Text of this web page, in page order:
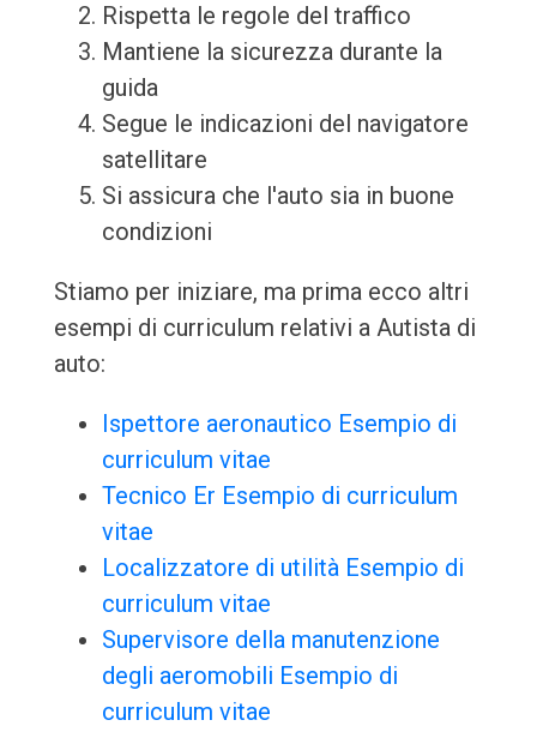
Rispetta le regole del traffico
Mantiene la sicurezza durante la
guida
Segue le indicazioni del navigatore
satellitare
Si assicura che l'auto sia in buone
condizioni
Stiamo per iniziare, ma prima ecco altri
esempi di curriculum relativi a Autista di
auto:
Ispettore aeronautico Esempio di
curriculum vitae
Tecnico Er Esempio di curriculum
vitae
Localizzatore di utilità Esempio di
curriculum vitae
Supervisore della manutenzione
degli aeromobili Esempio di
curriculum vitae